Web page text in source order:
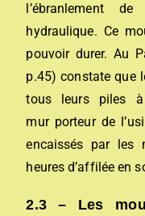
l’ébranlement
hydraulique. Ce
pouvoir durer. Au
p.45) constate que
tous leurs piles
mur porteur de
encaissés par les
heures d’affilée en
2.3 – Les